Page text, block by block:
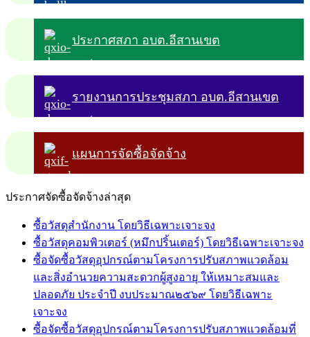
ประกาศสภา อบต.อีสานเขต
รายงานการประชุมสภา อบต.อีสานเขต
แผนการจัดซื้อจัดจ้าง
ประกาศจัดซื้อจัดจ้างล่าสุด
ซื้อวัสดุสำนักงาน โดยวิธีเฉพาะเจาะจง
ซื้อวัสดุคอมพิวเตอร์ (หมึกปริ้นเตอร์) โดยวิธีเฉพาะเจาะจง
ซื้อจัดซื้อวัสดุอุปกรณ์ตามโครงการปรับสภาพแวดล้อม
และสิ่งอำนวยความสะดวกผู้สูงอายุ ให้เหมาะสมและ
ปลอดภัย ประจำปี งบประมาณ๒๕๖๙ โดยวิธีเฉพาะ
เจาะจง
ซื้อจัดซื้อวัสดุอุปกรณ์ตามโครงการปรับสภาพแวดล้อมที่